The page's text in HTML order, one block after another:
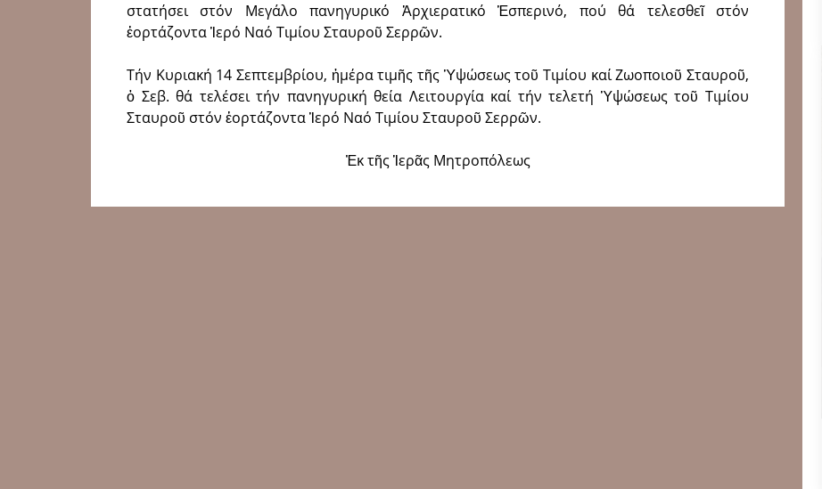
στατήσει στόν Μεγάλο πανη­γυρικό Ἀρχιερατι­κό Ἑσπερινό, πού θά τελε­σθεῖ στόν
ἑορτάζοντα Ἱερό Ναό Τιμίου Σταυροῦ Σερρῶν.
Τήν Κυριακή 14 Σεπτεμβρίου, ἡμέρα τιμῆς τῆς Ὑψώσεως τοῦ Τιμίου καί Ζωοποιοῦ Σταυροῦ,
ὁ Σεβ. θά τελέσει τήν πανηγυρική θεία Λει­τουργία καί τήν τελετή Ὑψώσεως τοῦ Τιμίου
Σταυροῦ στόν ἑορτάζοντα Ἱερό Ναό Τιμίου Σταυροῦ Σερρῶν.
Ἐκ τῆς Ἱερᾶς Μητροπόλεως